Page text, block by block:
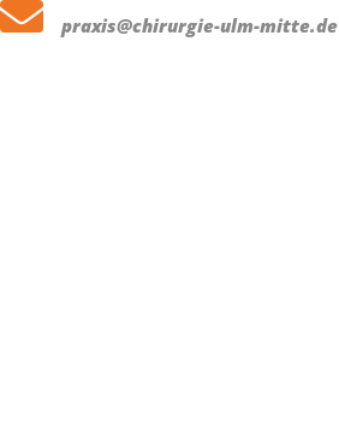
praxis@chirurgie-ulm-mitte.de